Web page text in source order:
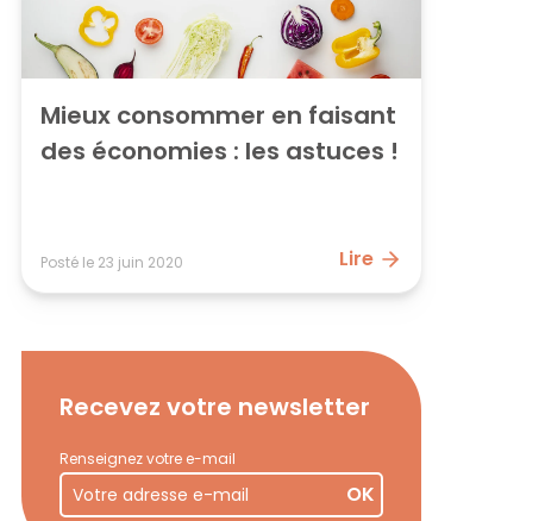
Mieux consommer en faisant
des économies : les astuces !
Posté le 23 juin 2020 Lire
Recevez votre newsletter
Renseignez votre e-mail
OK